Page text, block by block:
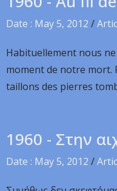
Date : May 5, 2012 /
Habituellement nous
moment de notre
taillons des pierres
1960 - Στην
Date : May 5, 2012 /